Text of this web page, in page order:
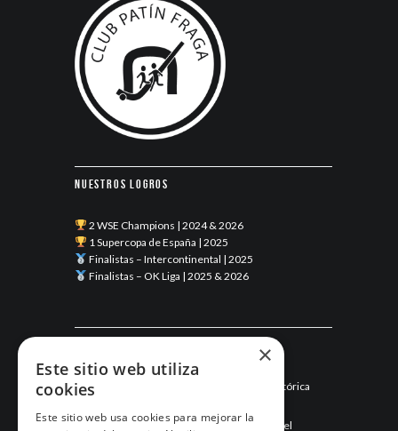
Nuestros logros
2 WSE Champions | 2024 & 2026
1 Supercopa de España | 2025
Finalistas – Intercontinental | 2025
Finalistas – OK Liga | 2025 & 2026
Esneca Fraga junio 2026: una temporada histórica
Mayo de 2026: el mes que hizo historia para el
×
Este sitio web utiliza
cookies
Este sitio web usa cookies para mejorar la